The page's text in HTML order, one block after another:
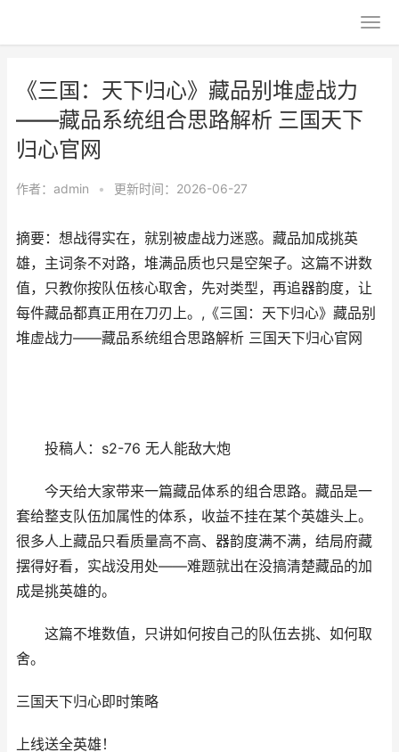
《三国：天下归心》藏品别堆虚战力
——藏品系统组合思路解析 三国天下
归心官网
作者： admin • 更新时间：2026-06-27
摘要：想战得实在，就别被虚战力迷惑。藏品加成挑英
雄，主词条不对路，堆满品质也只是空架子。这篇不讲数
值，只教你按队伍核心取舍，先对类型，再追器韵度，让
每件藏品都真正用在刀刃上。,《三国：天下归心》藏品别
堆虚战力——藏品系统组合思路解析 三国天下归心官网
投稿人：s2-76 无人能敌大炮
今天给大家带来一篇藏品体系的组合思路。藏品是一
套给整支队伍加属性的体系，收益不挂在某个英雄头上。
很多人上藏品只看质量高不高、器韵度满不满，结局府藏
摆得好看，实战没用处——难题就出在没搞清楚藏品的加
成是挑英雄的。
这篇不堆数值，只讲如何按自己的队伍去挑、如何取
舍。
三国天下归心即时策略
上线送全英雄！